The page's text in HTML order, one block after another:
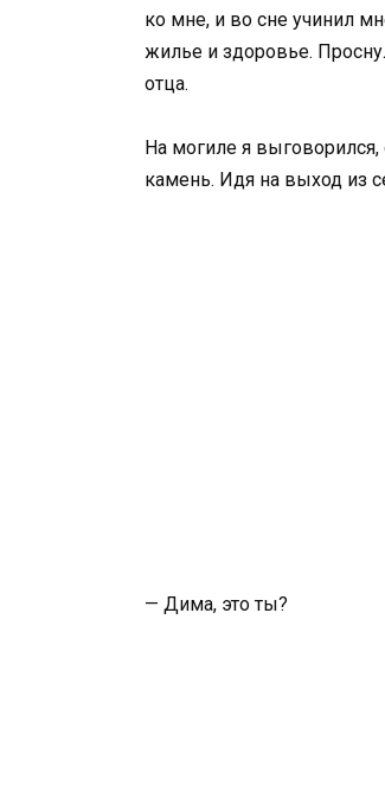
ко мне, и во сне учинил
жилье и здоровье.
отца.
На могиле я выговорился,
камень. Идя на выход из
— Дима, это ты?